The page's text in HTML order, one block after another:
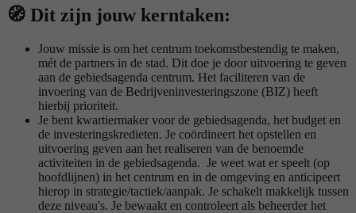
🧭 Dit zijn jouw kerntaken:
Jouw missie is om het centrum toekomstbestendig te maken,
mét de partners in de stad. Dit doe je door uitvoering te geven
aan de gebiedsagenda centrum. Het faciliteren van de
invoering van de Bedrijveninvesteringszone (BIZ) heeft
hierbij prioriteit.
Je bent kwartiermaker voor de gebiedsagenda, het budget en
de investeringskredieten. Je coördineert het opstellen en
uitvoering geven aan het realiseren van de benoemde
activiteiten in de gebiedsagenda. Je weet wat er speelt (op
hoofdlijnen) in het centrum en in de omgeving en anticipeert
hierop in strategie/tactiek/aanpak. Je schakelt makkelijk tussen
deze niveau's. Je bewaakt en controleert als beheerder het